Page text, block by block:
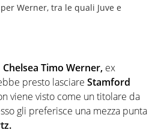
Werner, tra le quali Juve e
Chelsea Timo Werner, ex
presto lasciare Stamford
viene visto come un titolare da
gli preferisce una mezza punta